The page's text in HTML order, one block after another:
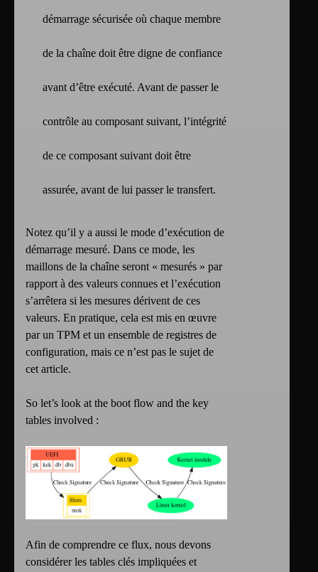
démarrage sécurisée où chaque membre
de la chaîne doit être digne de confiance
avant d’être exécuté. Avant de passer le
contrôle au composant suivant, l’intégrité
de ce composant suivant doit être
assurée, avant de lui passer le transfert.
Notez qu’il y a aussi le mode d’exécution de
démarrage mesuré. Dans ce mode, les
maillons de la chaîne seront « mesurés » par
rapport à des valeurs connues et l’exécution
s’arrêtera si les mesures dérivent de ces
valeurs. En pratique, cela est mis en œuvre
par un TPM et un ensemble de registres de
configuration, mais ce n’est pas le sujet de
cet article.
So let’s look at the boot flow and the key
tables involved :
Afin de comprendre ce flux, nous devons
considérer les tables clés impliquées et